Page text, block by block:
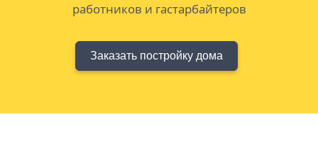
работников и гастарбайтеров
Заказать постройку дома